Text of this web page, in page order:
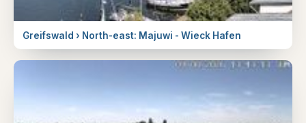
Greifswald › North-east: Majuwi - Wieck Hafen